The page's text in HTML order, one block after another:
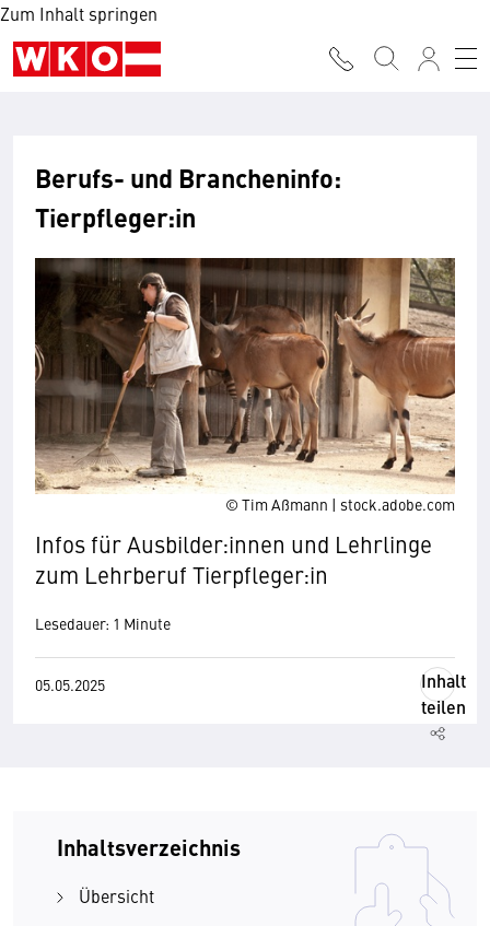
Zum Inhalt springen
© Tim Aßmann | stock.adobe.com
Berufs- und Brancheninfo:
Tierpfleger:in
Infos für Ausbilder:innen und Lehrlinge
zum Lehrberuf Tierpfleger:in
Lesedauer: 1 Minute
05.05.2025
Inhalt
teilen
Inhaltsverzeichnis
Übersicht